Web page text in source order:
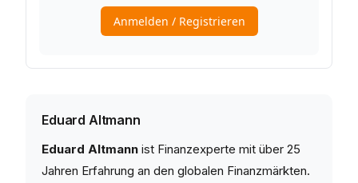
Eduard Altmann
Eduard Altmann ist Finanzexperte mit über 25
Jahren Erfahrung an den globalen Finanzmärkten.